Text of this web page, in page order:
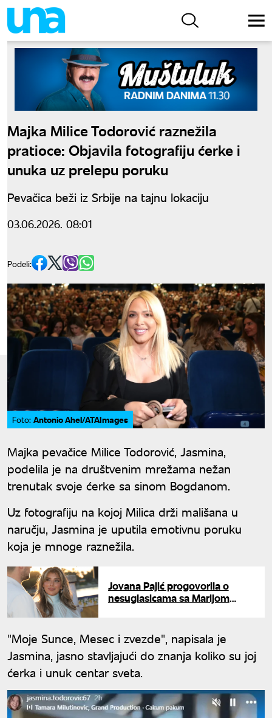
Majka Milice Todorović raznežila
pratioce: Objavila fotografiju ćerke i
unuka uz prelepu poruku
Pevačica beži iz Srbije na tajnu lokaciju
03.06.2026. 08:01
Podeli:
Foto: Antonio Ahel/ATAImages
Majka pevačice Milice Todorović, Jasmina,
podelila je na društvenim mrežama nežan
trenutak svoje ćerke sa sinom Bogdanom.
Uz fotografiju na kojoj Milica drži mališana u
naručju, Jasmina je uputila emotivnu poruku
koja je mnoge raznežila.
Jovana Pajić progovorila o
nesuglasicama sa Marijom
"Moje Sunce, Mesec i zvezde", napisala je
Jasmina, jasno stavljajući do znanja koliko su joj
ćerka i unuk centar sveta.